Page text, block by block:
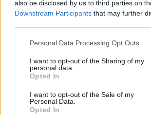
also be disclosed by us to third parties on
Downstream Participants that may further
Please note that this website/app uses one
not limited to your visit or usage behaviour.
grant or deny consent to Google and its
use your data for below specified purposes
consent section.
Personal Data Processing Opt Outs
I want to opt-out of the Sharing of my
personal data.
Opted In
I want to opt-out of the Sale of my
Personal Data.
Opted In
Σχόλια
Σχολίασε
γενιά engineers